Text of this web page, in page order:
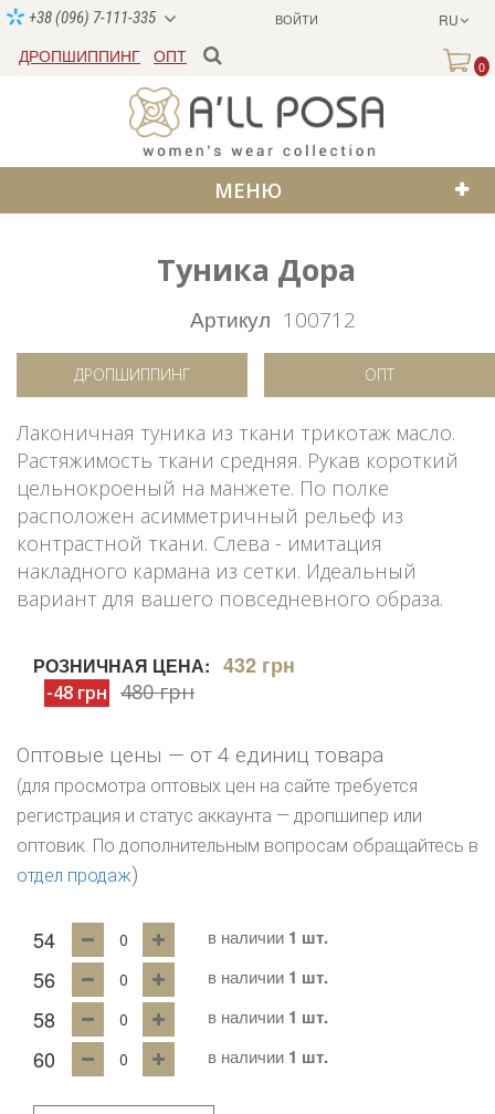
ВОЙТИ RU
+38 (096) 7-111-335
ДРОПШИППИНГ ОПТ
0
МЕНЮ
Туника Дора
Артикул 100712
ДРОПШИППИНГ ОПТ
Лаконичная туника из ткани трикотаж масло.
Растяжимость ткани средняя. Рукав короткий
цельнокроеный на манжете. По полке
расположен асимметричный рельеф из
контрастной ткани. Слева - имитация
накладного кармана из сетки. Идеальный
вариант для вашего повседневного образа.
РОЗНИЧНАЯ ЦЕНА: 432 грн
-48 грн 480 грн
Оптовые цены — от 4 единиц товара
(для просмотра оптовых цен на сайте требуется
регистрация и статус аккаунта — дропшипер или
оптовик. По дополнительным вопросам обращайтесь в
отдел продаж)
54 в наличии 1 шт.
56 в наличии 1 шт.
58 в наличии 1 шт.
60 в наличии 1 шт.